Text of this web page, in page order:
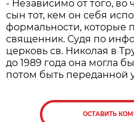
- Независимо от того, во
сын тот, кем он себя
формальности, которые
священник. Судя по
церковь св. Николая в
до 1989 года она могла
потом быть переданной
ОСТАВИТЬ